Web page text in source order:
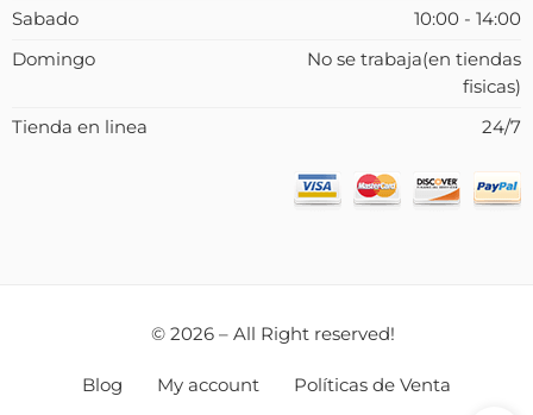
Sabado
10:00 - 14:00
Domingo
No se trabaja(en tiendas
fisicas)
Tienda en linea
24/7
© 2026 – All Right reserved!
Blog My account Políticas de Venta